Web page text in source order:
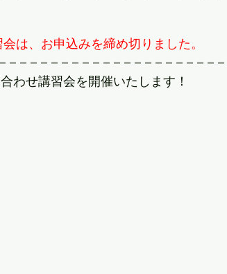
は、お申込みを締め切りました。
– – – – – – – – – – – – – – – – – – – –
わせ講習会を開催いたします！